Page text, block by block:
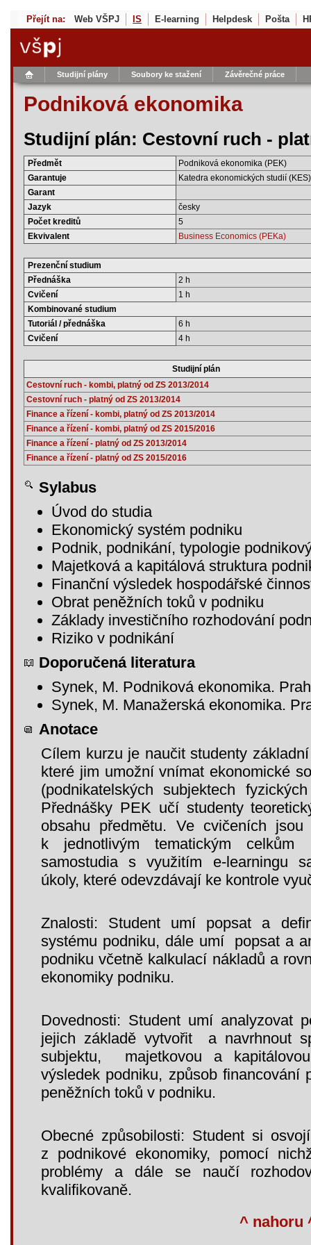
Přejít na: Web VŠPJ IS E-learning Helpdesk Pošta
Studijní plány Soubory ke stažení Závěrečné práce
Podniková ekonomika
Studijní plán: Cestovní ruch -
Předmět
Podniková ekonomika (PEK)
Garantuje
Katedra ekonomických studií (KES)
Garant
Jazyk
česky
Počet kreditů
5
Ekvivalent
Business Economics (PEKa)
Prezenční studium
Přednáška
2 h
Cvičení
1 h
Kombinované studium
Tutoriál / přednáška
6 h
Cvičení
4 h
Studijní plán
Cestovní ruch - kombi, platný od ZS 2013/2014
Cestovní ruch - platný od ZS 2013/2014
Finance a řízení - kombi, platný od ZS 2013/2014
Finance a řízení - kombi, platný od ZS 2015/2016
Finance a řízení - platný od ZS 2013/2014
Finance a řízení - platný od ZS 2015/2016
Sylabus
Úvod do studia
Ekonomický systém podniku
Podnik, podnikání, typologie
Majetková a kapitálová struktura
Finanční výsledek hospodářské
Obrat peněžních toků v podniku
Základy investičního rozhodování
Riziko v podnikání
Doporučená literatura
Synek, M. Podniková ekonomika.
Synek, M. Manažerská ekonomika.
Anotace
Cílem kurzu je naučit studenty
které jim umožní vnímat ekonomické
(podnikatelských subjektech
Přednášky PEK učí studenty
obsahu předmětu. Ve cvičeních
k jednotlivým tematickým
samostudia s využitím e-learningu
úkoly, které odevzdávají ke kontrole
Znalosti: Student umí popsat a
systému podniku, dále umí popsat a
podniku včetně kalkulací nákladů a
ekonomiky podniku.
Dovednosti: Student umí analyzovat
jejich základě vytvořit a navrhnout
subjektu, majetkovou a
výsledek podniku, způsob financování
peněžních toků v podniku.
Obecné způsobilosti: Student si
z podnikové ekonomiky, pomocí
problémy a dále se naučí
kvalifikovaně.
^ nahoru